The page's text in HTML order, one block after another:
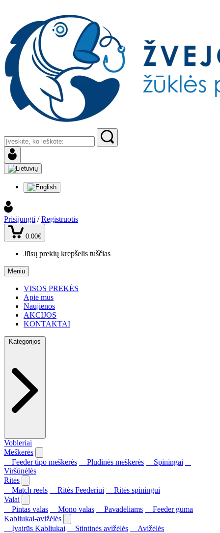
Prisijungti / Registruotis
0.00€
Jūsų prekių krepšelis tuščias
Meniu
VISOS PREKĖS
Apie mus
Naujienos
AKCIJOS
KONTAKTAI
Kategorijos
Vobleriai
Meškerės
Feeder tipo meškerės
Plūdinės meškerės
Spiningai
Viršūnėlės
Ritės
Match reels
Ritės Feederiui
Ritės spiningui
Valai
Pintas valas
Mono valas Pavadėliams
Feeder guma
Kabliukai-avižėlės
Įvairūs Kabliukai
Stintinės avižėlės
Avižėlės